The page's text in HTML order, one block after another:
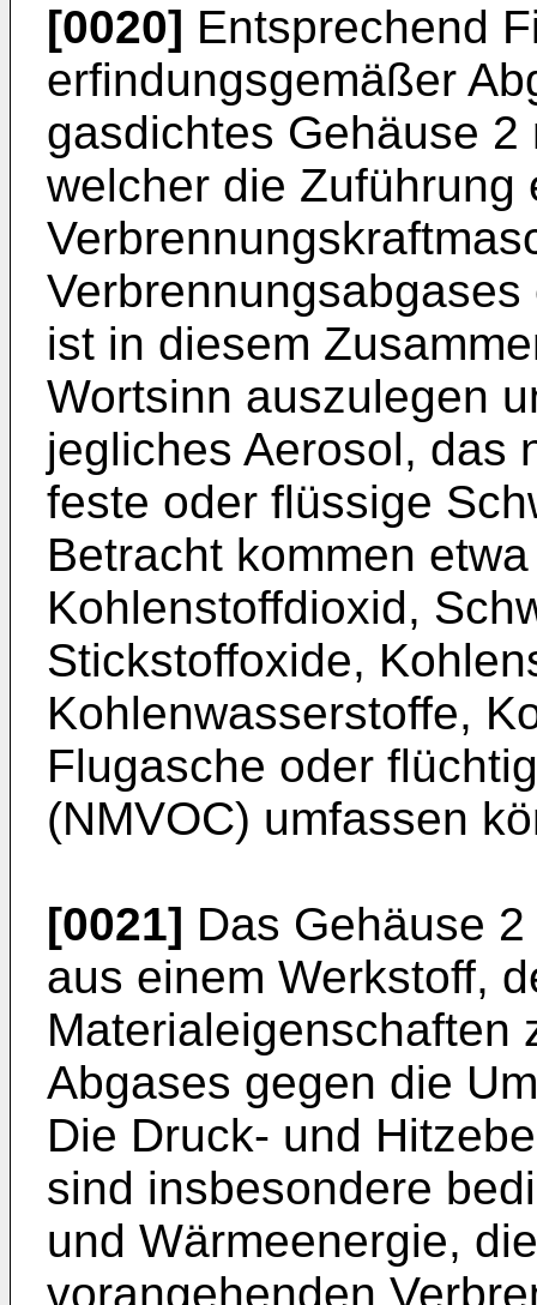
[0020] Entsprechend
erfindungsgemäßer
gasdichtes Gehäuse
welcher die Zuführung
ist in diesem
Wortsinn auszulegen
jegliches Aerosol, das
feste oder flüssige
Betracht kommen
Kohlenstoffdioxid,
Stickstoffoxide,
Kohlenwasserstoffe,
Flugasche oder
(NMVOC) umfassen
[0021] Das Gehäuse
aus einem Werkstoff,
Materialeigenschaften
Abgases gegen die
Die Druck- und
sind insbesondere
und Wärmeenergie,
vorangehenden